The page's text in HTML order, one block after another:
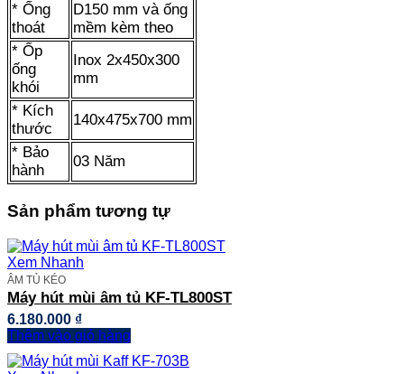
* Ống
thoát
D150 mm và ống
mềm kèm theo
* Ốp
ống
khói
Inox 2x450x300
mm
* Kích
thước
140x475x700 mm
* Bảo
hành
03 Năm
Sản phẩm tương tự
Xem Nhanh
ÂM TỦ KÉO
Máy hút mùi âm tủ KF-TL800ST
6.180.000 ₫
Thêm vào giỏ hàng